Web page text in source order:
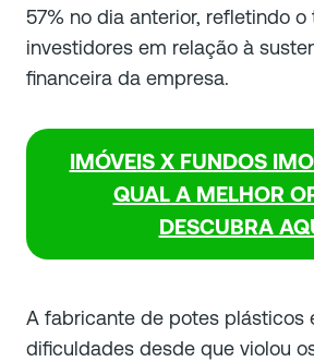
57% no dia anterior, refletindo
investidores em relação à
financeira da empresa.
IMÓVEIS X FUNDOS
QUAL A MELHOR
DESCUBRA
A fabricante de potes plásticos
dificuldades desde que violou